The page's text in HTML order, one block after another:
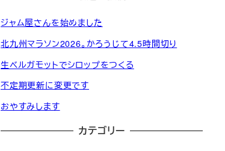
ジャム屋さんを始めました
北九州マラソン2026。かろうじて4.5時間切り
生ベルガモットでシロップをつくる
不定期更新に変更です
おやすみします
カテゴリー